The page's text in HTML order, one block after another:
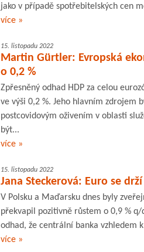
jako v případě spotřebitelských cen
více »
15. listopadu 2022
Martin Gürtler: Evropská
o 0,2 %
Zpřesněný odhad HDP za celou
ve výši 0,2 %. Jeho hlavním zdrojem
postcovidovým oživením v oblasti
být...
více »
15. listopadu 2022
Jana Steckerová: Euro se
V Polsku a Maďarsku dnes byly
překvapil pozitivně růstem o 0,9 %
odhad, že centrální banka vzhledem
více »